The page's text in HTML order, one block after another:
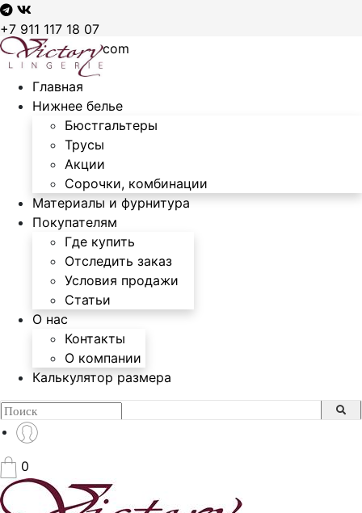
+7 911 117 18 07
sales@victory97.com
Главная
Нижнее белье
Бюстгальтеры
Трусы
Акции
Сорочки, комбинации
Материалы и фурнитура
Покупателям
Где купить
Отследить заказ
Условия продажи
Статьи
О нас
Контакты
О компании
Калькулятор размера
0